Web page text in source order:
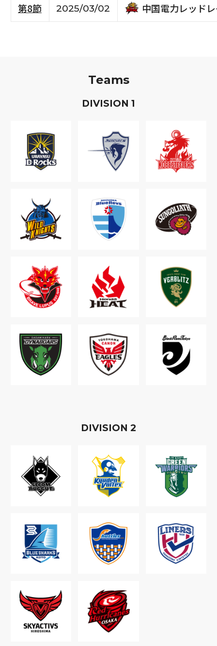
第8節
2025/03/02 中国電力レッド
Teams
DIVISION 1
DIVISION 2